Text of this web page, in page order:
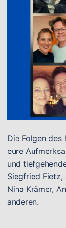
Die Folgen des
eure
und
Siegfried Fietz,
Nina Krämer,
anderen.